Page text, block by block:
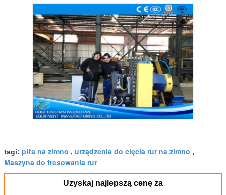
tagi: piła na zimno , urządzenia do cięcia rur na zimno ,
Maszyna do fresowania rur
Uzyskaj najlepszą cenę za